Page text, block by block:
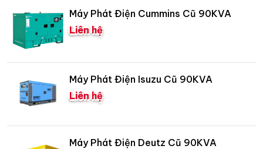
Máy Phát Điện Cummins Cũ 90KVA
Liên hệ
Máy Phát Điện Isuzu Cũ 90KVA
Liên hệ
Máy Phát Điện Deutz Cũ 90KVA